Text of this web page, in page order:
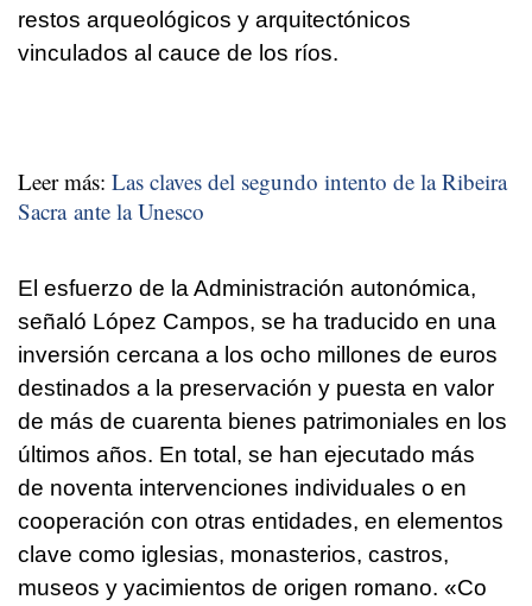
restos arqueológicos y arquitectónicos
vinculados al cauce de los ríos.
Leer más: Las claves del segundo intento de la Ribeira
Sacra ante la Unesco
El esfuerzo de la Administración autonómica,
señaló López Campos, se ha traducido en una
inversión cercana a los ocho millones de euros
destinados a la preservación y puesta en valor
de más de cuarenta bienes patrimoniales en los
últimos años. En total, se han ejecutado más
de noventa intervenciones individuales o en
cooperación con otras entidades, en elementos
clave como iglesias, monasterios, castros,
museos y yacimientos de origen romano. «Co